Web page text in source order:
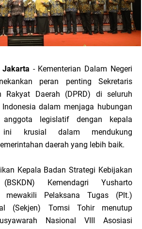
Jakarta - Kementerian Dalam Negeri
peran penting Sekretaris
Rakyat Daerah (DPRD) di seluruh
dalam menjaga hubungan
legislatif dengan kepala
krusial dalam mendukung
daerah yang lebih baik.
Kepala Badan Strategi Kebijakan
Kemendagri Yusharto
mewakili Pelaksana Tugas (Plt.)
(Sekjen) Tomsi Tohir menutup
Nasional VIII Asosiasi